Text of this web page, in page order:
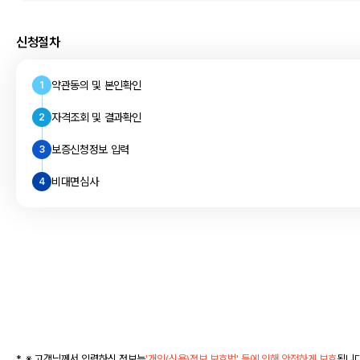
신청절차
1 약관동의 및 본인확인
2 자격조회 및 결과확인
3 보증신청정보 입력
4 비대면심사